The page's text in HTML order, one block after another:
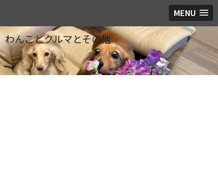
MENU
わんことクルマとその他